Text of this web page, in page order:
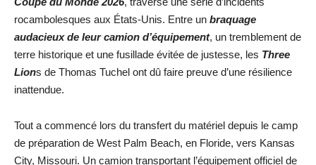
rocambolesques aux États-Unis. Entre un braquage
audacieux de leur camion d’équipement, un tremblement de
terre historique et une fusillade évitée de justesse, les Three
Lions de Thomas Tuchel ont dû faire preuve d’une résilience
inattendue.
Tout a commencé lors du transfert du matériel depuis le camp
de préparation de West Palm Beach, en Floride, vers Kansas
City, Missouri. Un camion transportant l’équipement officiel de